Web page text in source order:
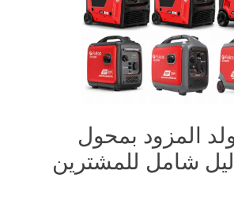
المزود بمحول
شامل للمشترين